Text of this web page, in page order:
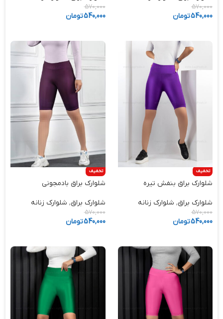
570,000
540,000تومان
570,000
540,000تومان
تخفیف
شلوارک براق بنفش تیره
شلوارک براق, شلوارک زنانه
570,000
540,000تومان
تخفیف
شلوارک براق بادمجونی
شلوارک براق, شلوارک زنانه
570,000
540,000تومان